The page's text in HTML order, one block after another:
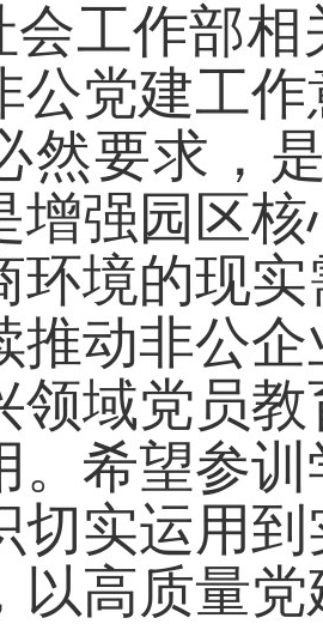
会工作部
公党建工
然要求，
增强园区
环境的现
推动非公
领域党员
。希望参
切实运用
以高质量